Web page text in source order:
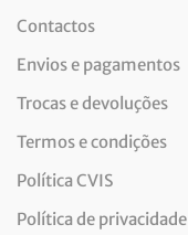
Contactos
Envios e pagamentos
Trocas e devoluções
Termos e condições
Política CVIS
Política de privacidade